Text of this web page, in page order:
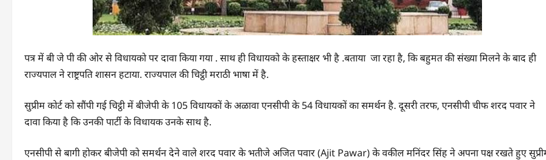
पत्र में बी जे पी की ओर से विधायको पर दावा किया गया . साथ ही विधायको के हस्ताक्षर भी है .बताया जा रहा है, कि बहुमत की संख्या मिलने के बाद ही
राज्यपाल ने राष्ट्रपति शासन हटाया. राज्यपाल की चिट्ठी मराठी भाषा में है.
सुप्रीम कोर्ट को सौंपी गई चिट्ठी में बीजेपी के 105 विधायकों के अळावा एनसीपी के 54 विधायकों का समर्थन है. दूसरी तरफ, एनसीपी चीफ शरद पवार ने
दावा किया है कि उनकी पार्टी के विधायक उनके साथ है.
एनसीपी से बागी होकर बीजेपी को समर्थन देने वाले शरद पवार के भतीजे अजित पवार (Ajit Pawar) के वकील मनिंदर सिंह ने अपना पक्ष रखते हुए